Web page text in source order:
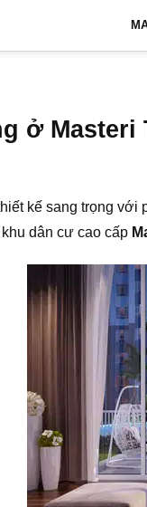
ở Masteri
kế sang trọng với
dân cư cao cấp